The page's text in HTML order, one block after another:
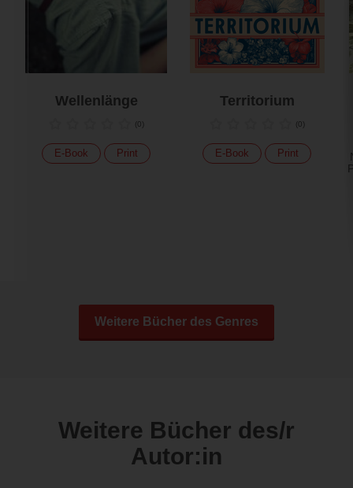
Wellenlänge
(0
E-Book Print
Territorium
(0
E-Book Print
Weitere Bücher des Genres
Weitere Bücher des/r
Autor:in